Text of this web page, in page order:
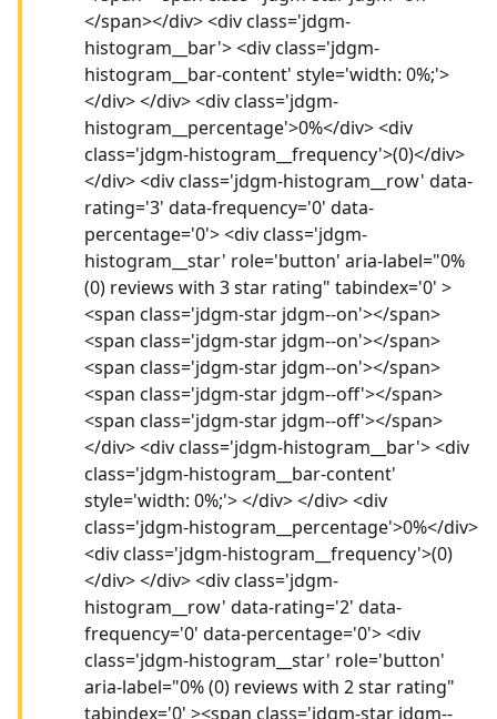
</span></div> <div class='jdgm-
histogram__bar'> <div class='jdgm-
histogram__bar-content' style='width: 0%;'>
</div> </div> <div class='jdgm-
histogram__percentage'>0%</div> <div
class='jdgm-histogram__frequency'>(0)</div>
</div> <div class='jdgm-histogram__row' data-
rating='3' data-frequency='0' data-
percentage='0'> <div class='jdgm-
histogram__star' role='button' aria-label="0%
(0) reviews with 3 star rating" tabindex='0' >
<span class='jdgm-star jdgm--on'></span>
<span class='jdgm-star jdgm--on'></span>
<span class='jdgm-star jdgm--on'></span>
<span class='jdgm-star jdgm--off'></span>
<span class='jdgm-star jdgm--off'></span>
</div> <div class='jdgm-histogram__bar'> <div
class='jdgm-histogram__bar-content'
style='width: 0%;'> </div> </div> <div
class='jdgm-histogram__percentage'>0%</div>
<div class='jdgm-histogram__frequency'>(0)
</div> </div> <div class='jdgm-
histogram__row' data-rating='2' data-
frequency='0' data-percentage='0'> <div
class='jdgm-histogram__star' role='button'
aria-label="0% (0) reviews with 2 star rating"
tabindex='0' ><span class='jdgm-star jdgm--